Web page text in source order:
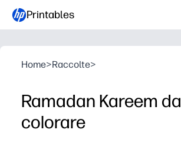
Printables
Home>Raccolte>
Ramadan Kareem da
colorare